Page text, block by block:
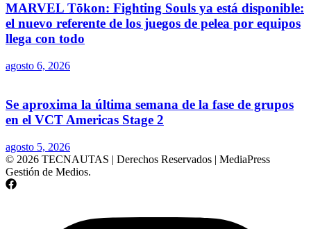
MARVEL Tōkon: Fighting Souls ya está disponible:
el nuevo referente de los juegos de pelea por equipos
llega con todo
agosto 6, 2026
Se aproxima la última semana de la fase de grupos
en el VCT Americas Stage 2
agosto 5, 2026
© 2026 TECNAUTAS | Derechos Reservados | MediaPress
Gestión de Medios.